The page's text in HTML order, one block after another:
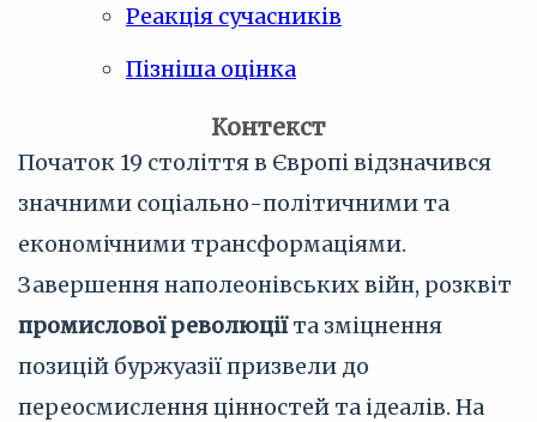
Реакція сучасників
Пізніша оцінка
Контекст
Початок 19 століття в Європі відзначився
значними соціально-політичними та
економічними трансформаціями.
Завершення наполеонівських війн, розквіт
промислової революціїта зміцнення
позицій буржуазії призвели до
переосмислення цінностей та ідеалів. На